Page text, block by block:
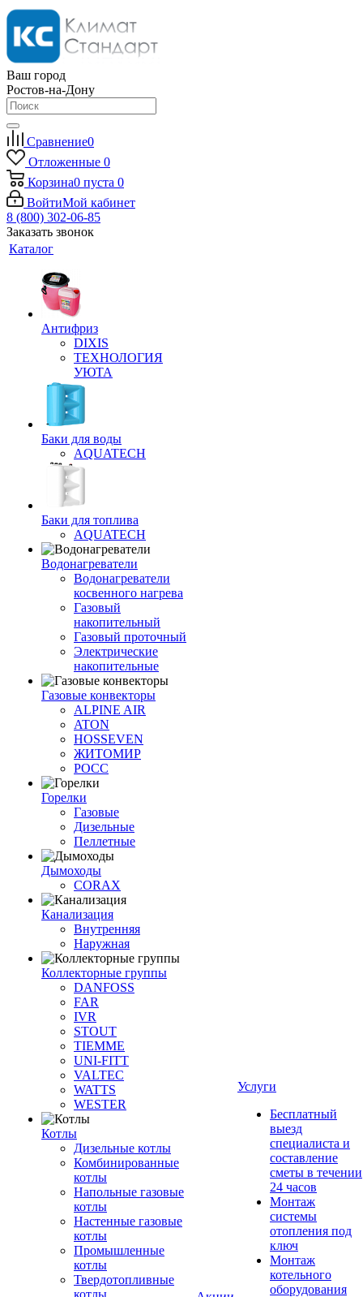
Ваш город
Ростов-на-Дону
Сравнение0
Отложенные 0
Корзина0 пуста 0
ВойтиМой кабинет
8 (800) 302-06-85
Заказать звонок
Каталог
Антифриз
DIXIS
ТЕХНОЛОГИЯ
УЮТА
Баки для воды
AQUATECH
Баки для топлива
AQUATECH
Водонагреватели
Водонагреватели
косвенного нагрева
Газовый
накопительный
Газовый проточный
Электрические
накопительные
Газовые конвекторы
ALPINE AIR
ATON
HOSSEVEN
ЖИТОМИР
РОСС
Горелки
Газовые
Дизельные
Пеллетные
Дымоходы
CORAX
Канализация
Внутренняя
Наружная
Коллекторные группы
DANFOSS
FAR
IVR
STOUT
TIEMME
UNI-FITT
VALTEC
WATTS
WESTER
Котлы
Дизельные котлы
Комбинированные
котлы
Напольные газовые
котлы
Настенные газовые
котлы
Промышленные
котлы
Твердотопливные
котлы
Услуги
Бесплатный
выезд
специалиста и
составление
сметы в течении
24 часов
Монтаж
системы
отопления под
ключ
Монтаж
котельного
оборудования